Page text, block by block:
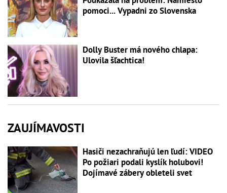
pomoci... Vypadni zo Slovenska
Dolly Buster má nového chlapa:
Ulovila šľachtica!
ZAUJÍMAVOSTI
Hasiči nezachraňujú len ľudí: VIDEO
Po požiari podali kyslík holubovi!
Dojímavé zábery obleteli svet